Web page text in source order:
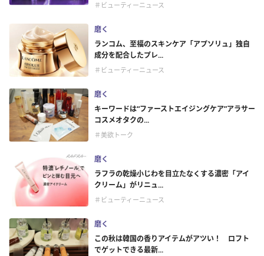
＃ビューティーニュース
磨く
ランコム、至福のスキンケア「アプソリュ」独自
成分を配合したプレ...
＃ビューティーニュース
磨く
キーワードは“ファーストエイジングケア”アラサー
コスメオタクの...
＃美欲トーク
磨く
ラフラの乾燥小じわを目立たなくする濃密「アイ
クリーム」がリニュ...
＃ビューティーニュース
磨く
この秋は韓国の香りアイテムがアツい！ ロフト
でゲットできる最新...